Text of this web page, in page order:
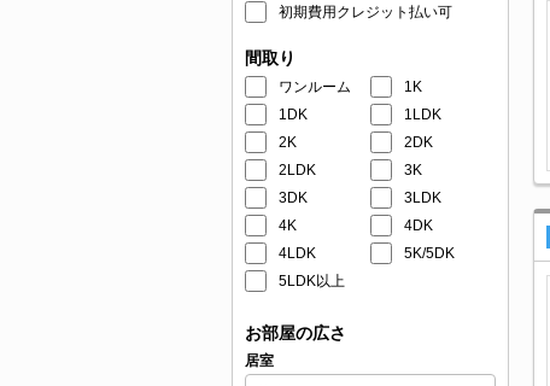
初期費用クレジット払い可
間取り
ワンルーム
1K
1DK
1LDK
2K
2DK
2LDK
3K
3DK
3LDK
4K
4DK
4LDK
5K/5DK
5LDK以上
お部屋の広さ
居室